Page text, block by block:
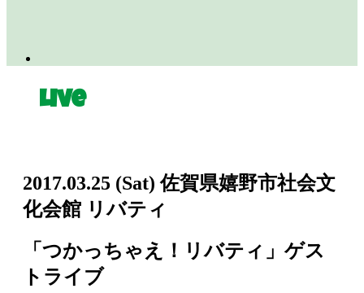
Live
2017.03.25 (Sat) 佐賀県嬉野市社会文
化会館 リバティ
「つかっちゃえ！リバティ」ゲス
トライブ